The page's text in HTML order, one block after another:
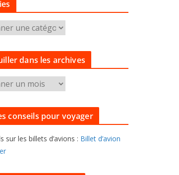
dans les archives
conseils pour voyager
sur les billets d’avions : Billet d’avion